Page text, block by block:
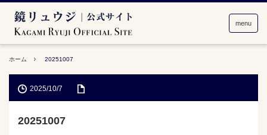
menu
ホーム 20251007
2025/10/7
20251007